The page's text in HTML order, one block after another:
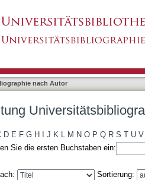
nach Autor
D E F G H J K L M N O P Q R S T U V
Sie die ersten Buchstaben ein:
Sortierung: